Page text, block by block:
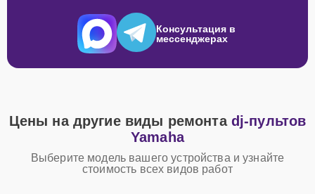
Консультация в
мессенджерах
Цены на другие виды ремонта dj-пультов
Yamaha
Выберите модель вашего устройства и узнайте
стоимость всех видов работ